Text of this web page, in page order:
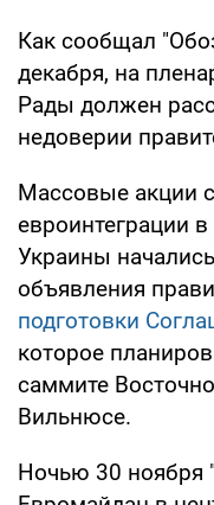
Как сообщал
декабря, на
Рады должен
недоверии
Массовые акции
евроинтеграции
Украины
объявления
подготовки
которое
саммите
Вильнюсе.
Ночью 30 ноября